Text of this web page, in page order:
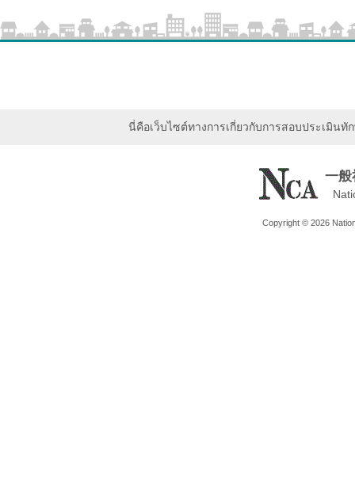
นี่คือเว็บไซต์ทางการเกี่ยวกับการสอบประเมิน
一般
Copyright © 2026